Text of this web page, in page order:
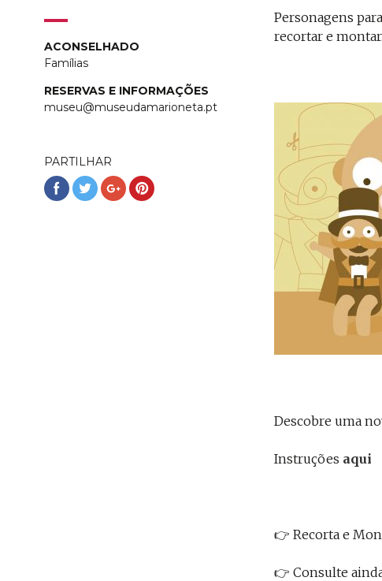
Personagens
recortar e montar.
Descobre uma
Instruções aqui
👉 Recorta e
👉 Consulte
ACONSELHADO
Famílias
RESERVAS E INFORMAÇÕES
museu@museudamarioneta.pt
PARTILHAR
Partilhar
no
Partilhar
no
Partilhar
no
Partilhar
no